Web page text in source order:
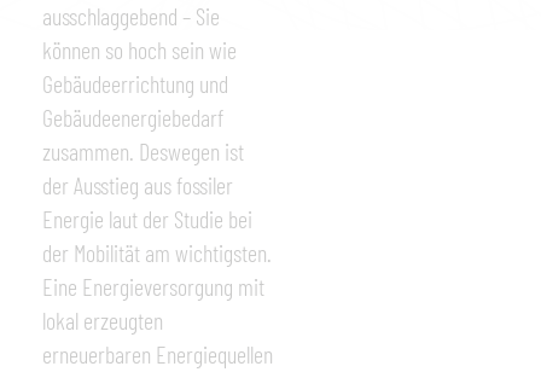
ausschlaggebend – Sie
können so hoch sein wie
Gebäudeerrichtung und
Gebäudeenergiebedarf
zusammen. Deswegen ist
der Ausstieg aus fossiler
Energie laut der Studie bei
der Mobilität am wichtigsten.
Eine Energieversorgung mit
lokal erzeugten
erneuerbaren Energiequellen